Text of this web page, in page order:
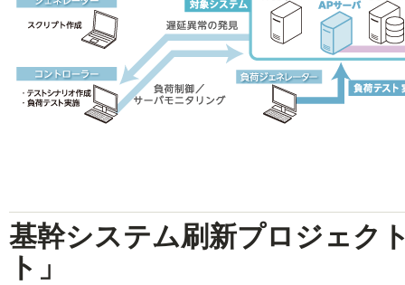
基幹システム刷新プロジェク
ト」